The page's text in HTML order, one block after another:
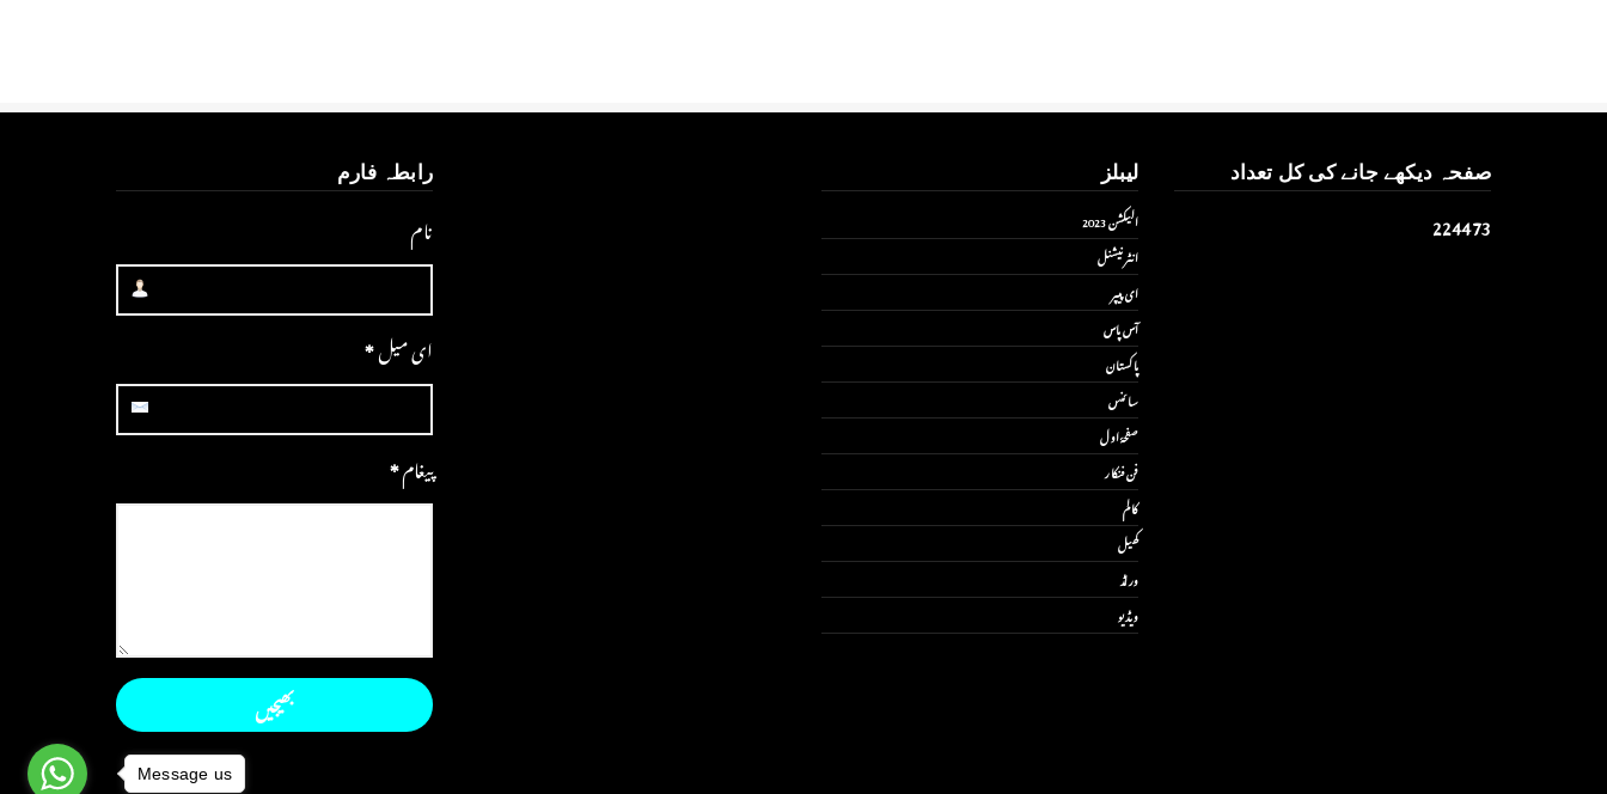
صفحہ دیکھے جانے کی کل تعداد
224473
لیبلز
الیکشن 2023
انٹر نیشنل
ای پیپر
آس پاس
پاکستان
سائنس
صفحۂ اول
فن فنکار
کالم
کھیل
ورلڈ
ویڈیو
رابطہ فارم
نام
ای میل*
پیغام*
Message us